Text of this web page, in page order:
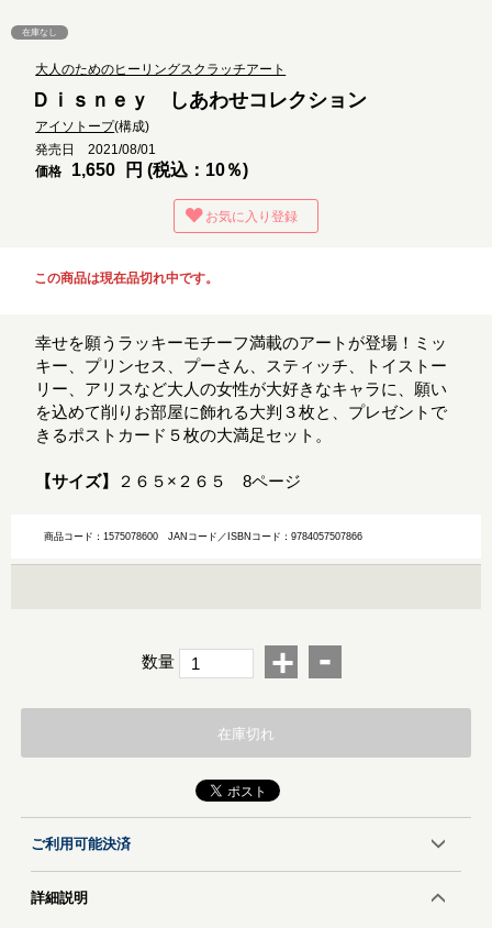
在庫なし
大人のためのヒーリングスクラッチアート
Ｄｉｓｎｅｙ しあわせコレクション
アイソトープ(構成)
発売日 2021/08/01
価格
1,650 円 (税込：10％)
お気に入り登録
この商品は現在品切れ中です。
幸せを願うラッキーモチーフ満載のアートが登場！ミッ
キー、プリンセス、プーさん、スティッチ、トイストー
リー、アリスなど大人の女性が大好きなキャラに、願い
を込めて削りお部屋に飾れる大判３枚と、プレゼントで
きるポストカード５枚の大満足セット。
【サイズ】 ２６５×２６５ 8ページ
商品コード：1575078600JANコード／ISBNコード：9784057507866
数量 + -
在庫切れ
ご利用可能決済
詳細説明